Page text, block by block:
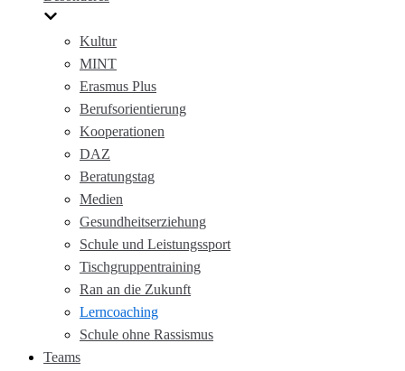
Kultur
MINT
Erasmus Plus
Berufsorientierung
Kooperationen
DAZ
Beratungstag
Medien
Gesundheitserziehung
Schule und Leistungssport
Tischgruppentraining
Ran an die Zukunft
Lerncoaching
Schule ohne Rassismus
Teams